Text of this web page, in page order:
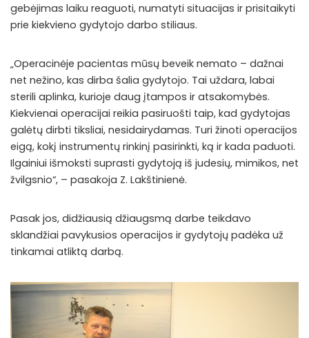
gebėjimas laiku reaguoti, numatyti situacijas ir prisitaikyti
prie kiekvieno gydytojo darbo stiliaus.
„Operacinėje pacientas mūsų beveik nemato – dažnai
net nežino, kas dirba šalia gydytojo. Tai uždara, labai
sterili aplinka, kurioje daug įtampos ir atsakomybės.
Kiekvienai operacijai reikia pasiruošti taip, kad gydytojas
galėtų dirbti tiksliai, nesidairydamas. Turi žinoti operacijos
eigą, kokį instrumentų rinkinį pasirinkti, ką ir kada paduoti.
Ilgainiui išmoksti suprasti gydytoją iš judesių, mimikos, net
žvilgsnio“, – pasakoja Z. Lakštinienė.
Pasak jos, didžiausią džiaugsmą darbe teikdavo
sklandžiai pavykusios operacijos ir gydytojų padėka už
tinkamai atliktą darbą.